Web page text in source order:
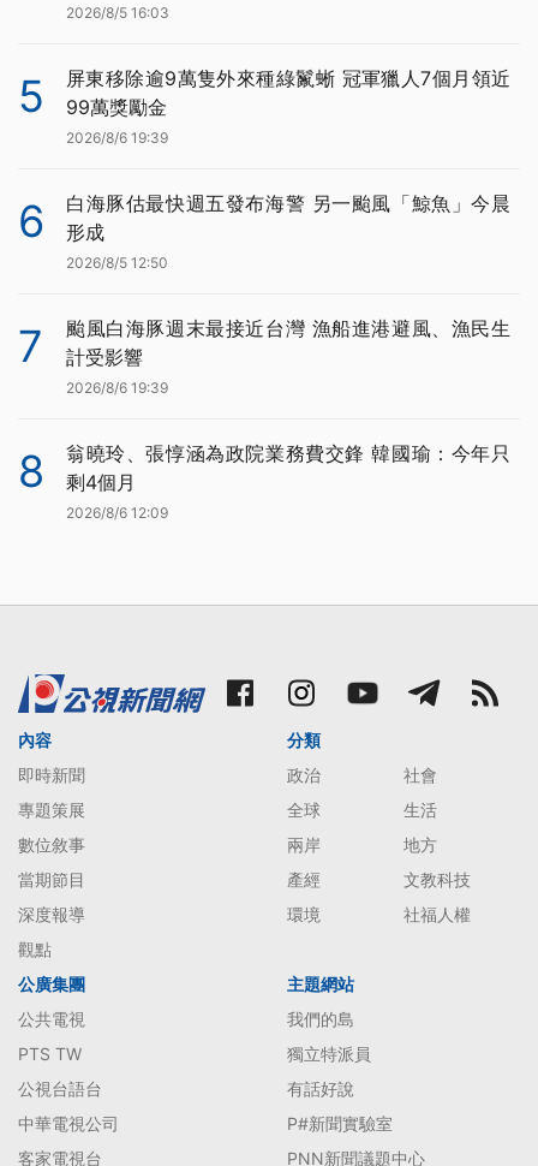
2026/8/5 16:03
5
屏東移除逾9萬隻外來種綠鬣蜥 冠軍獵人7個月領近
99萬獎勵金
2026/8/6 19:39
6
白海豚估最快週五發布海警 另一颱風「鯨魚」今晨
形成
2026/8/5 12:50
7
颱風白海豚週末最接近台灣 漁船進港避風、漁民生
計受影響
2026/8/6 19:39
8
翁曉玲、張惇涵為政院業務費交鋒 韓國瑜：今年只
剩4個月
2026/8/6 12:09
內容
即時新聞
專題策展
數位敘事
當期節目
深度報導
觀點
分類
政治
社會
全球
生活
兩岸
地方
產經
文教科技
環境
社福人權
公廣集團
公共電視
PTS TW
公視台語台
中華電視公司
客家電視台
主題網站
我們的島
獨立特派員
有話好說
P#新聞實驗室
PNN新聞議題中心